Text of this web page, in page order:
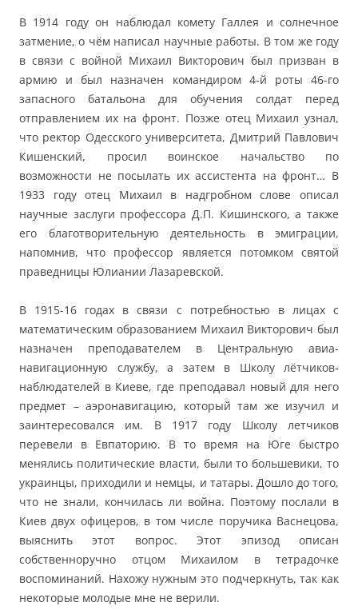
В 1914 году он наблюдал комету Галлея и солнечное
затмение, о чём написал научные работы. В том же году
в связи с войной Михаил Викторович был призван в
армию и был назначен командиром 4-й роты 46-го
запасного батальона для обучения солдат перед
отправлением их на фронт. Позже отец Михаил узнал,
что ректор Одесского университета, Дмитрий Павлович
Кишенский, просил воинское начальство по
возможности не посылать их ассистента на фронт… В
1933 году отец Михаил в надгробном слове описал
научные заслуги профессора Д.П. Кишинского, а также
его благотворительную деятельность в эмиграции,
напомнив, что профессор является потомком святой
праведницы Юлиании Лазаревской.
В 1915-16 годах в связи с потребностью в лицах с
математическим образованием Михаил Викторович был
назначен преподавателем в Центральную авиа-
навигационную службу, а затем в Школу лётчиков-
наблюдателей в Киеве, где преподавал новый для него
предмет – аэронавигацию, который там же изучил и
заинтересовался им. В 1917 году Школу летчиков
перевели в Евпаторию. В то время на Юге быстро
менялись политические власти, были то большевики, то
украинцы, приходили и немцы, и татары. Дошло до того,
что не знали, кончилась ли война. Поэтому послали в
Киев двух офицеров, в том числе поручика Васнецова,
выяснить этот вопрос. Этот эпизод описан
собственноручно отцом Михаилом в тетрадочке
воспоминаний. Нахожу нужным это подчеркнуть, так как
некоторые молодые мне не верили.